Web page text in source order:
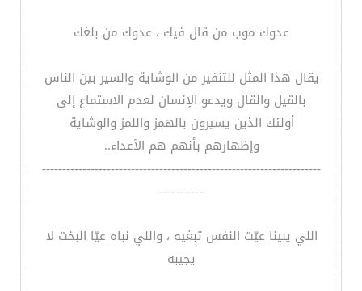
عدوك موب من قال فيك ، عدوك من بلغك
يقال هذا المثل للتنفير من الوشاية والسير بين الناس
بالقيل والقال ويدعو الإنسان لعدم الاستماع إلى
أولئك الذين يسيرون بالهمز واللمز والوشاية
وإظهارهم بأنهم هم الأعداء..
---------------------------------------------------------------------
-----------
اللي يبينا عيّت النفس تبغيه ، واللي نباه عيّا البخت لا
يجيبه